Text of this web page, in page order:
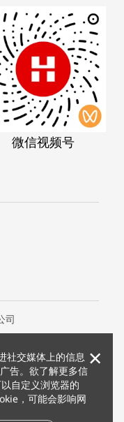
社交媒体上的信息
告。欲了解更多信
自定义浏览器的
，可能会影响网
×
微信视频号
司